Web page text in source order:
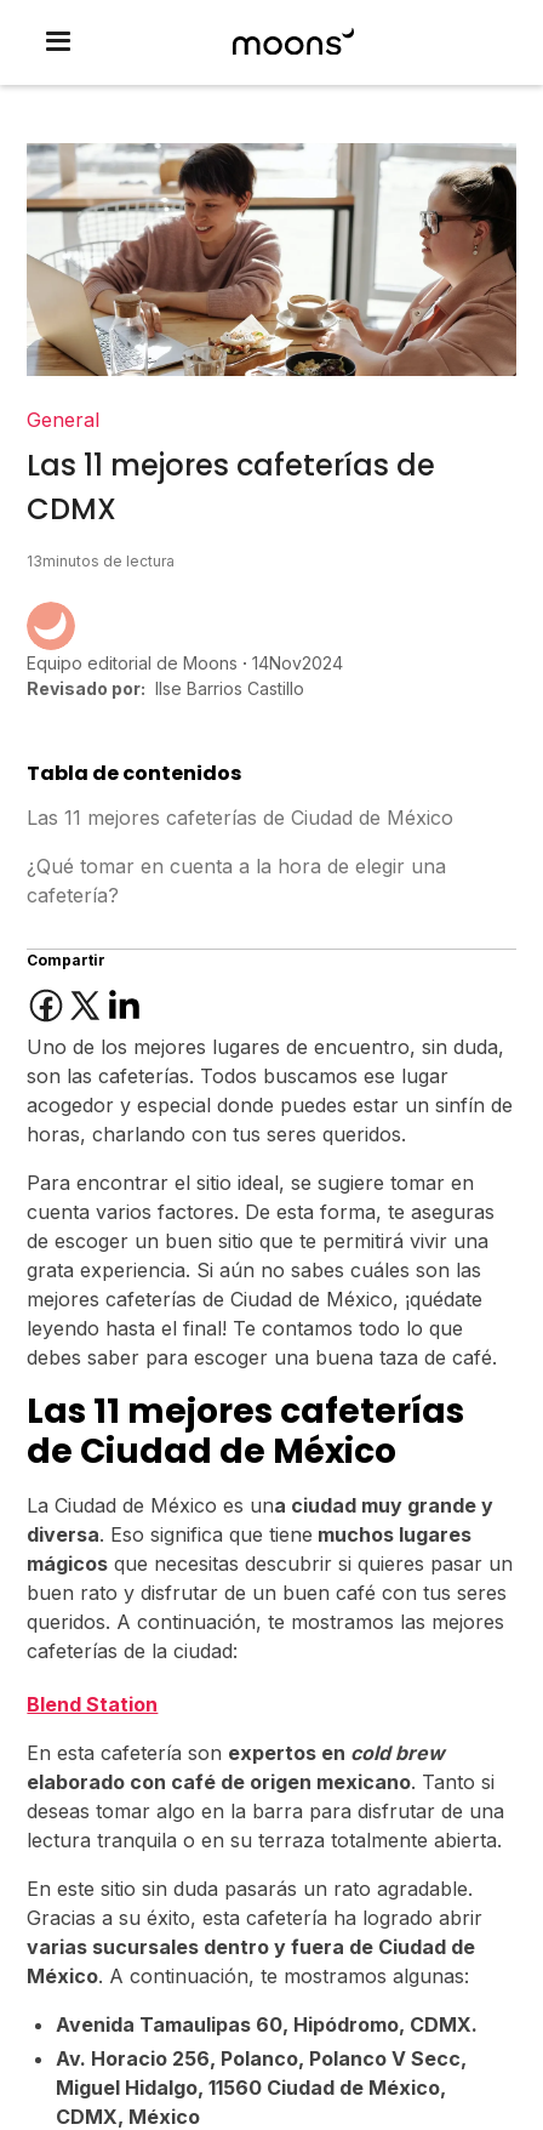
General
Las 11 mejores cafeterías de
CDMX
13minutos de lectura
Equipo editorial de Moons 14Nov2024
Revisado por: Ilse Barrios Castillo
Tabla de contenidos
Las 11 mejores cafeterías de Ciudad de México
¿Qué tomar en cuenta a la hora de elegir una
cafetería?
Compartir
Uno de los mejores lugares de encuentro, sin duda,
son las cafeterías. Todos buscamos ese lugar
acogedor y especial donde puedes estar un sinfín de
horas, charlando con tus seres queridos.
Para encontrar el sitio ideal, se sugiere tomar en
cuenta varios factores. De esta forma, te aseguras
de escoger un buen sitio que te permitirá vivir una
grata experiencia. Si aún no sabes cuáles son las
mejores cafeterías de Ciudad de México, ¡quédate
leyendo hasta el final! Te contamos todo lo que
debes saber para escoger una buena taza de café.
Las 11 mejores cafeterías
de Ciudad de México
La Ciudad de México es una ciudad muy grande y
diversa. Eso significa que tiene muchos lugares
mágicos que necesitas descubrir si quieres pasar un
buen rato y disfrutar de un buen café con tus seres
queridos. A continuación, te mostramos las mejores
cafeterías de la ciudad:
Blend Station
En esta cafetería son expertos en cold brew
elaborado con café de origen mexicano. Tanto si
deseas tomar algo en la barra para disfrutar de una
lectura tranquila o en su terraza totalmente abierta.
En este sitio sin duda pasarás un rato agradable.
Gracias a su éxito, esta cafetería ha logrado abrir
varias sucursales dentro y fuera de Ciudad de
México. A continuación, te mostramos algunas:
Avenida Tamaulipas 60, Hipódromo, CDMX.
Av. Horacio 256, Polanco, Polanco V Secc,
Miguel Hidalgo, 11560 Ciudad de México,
CDMX, México